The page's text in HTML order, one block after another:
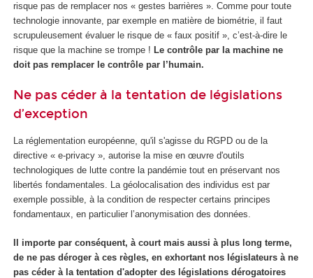
risque pas de remplacer nos « gestes barrières ». Comme pour toute
technologie innovante, par exemple en matière de biométrie, il faut
scrupuleusement évaluer le risque de « faux positif », c’est-à-dire le
risque que la machine se trompe ! Le contrôle par la machine ne
doit pas remplacer le contrôle par l’humain.
Ne pas céder à la tentation de législations
d’exception
La réglementation européenne, qu'il s'agisse du RGPD ou de la
directive « e-privacy », autorise la mise en œuvre d'outils
technologiques de lutte contre la pandémie tout en préservant nos
libertés fondamentales. La géolocalisation des individus est par
exemple possible, à la condition de respecter certains principes
fondamentaux, en particulier l’anonymisation des données.
Il importe par conséquent, à court mais aussi à plus long terme,
de ne pas déroger à ces règles, en exhortant nos législateurs à ne
pas céder à la tentation d'adopter des législations dérogatoires